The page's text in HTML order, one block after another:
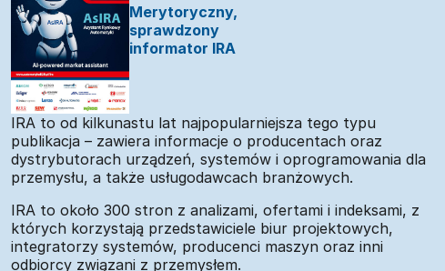
Merytoryczny,
sprawdzony
informator IRA
IRA to od kilkunastu lat najpopularniejsza tego typu
publikacja – zawiera informacje o producentach oraz
dystrybutorach urządzeń, systemów i oprogramowania dla
przemysłu, a także usługodawcach branżowych.
IRA to około 300 stron z analizami, ofertami i indeksami, z
których korzystają przedstawiciele biur projektowych,
integratorzy systemów, producenci maszyn oraz inni
odbiorcy związani z przemysłem.